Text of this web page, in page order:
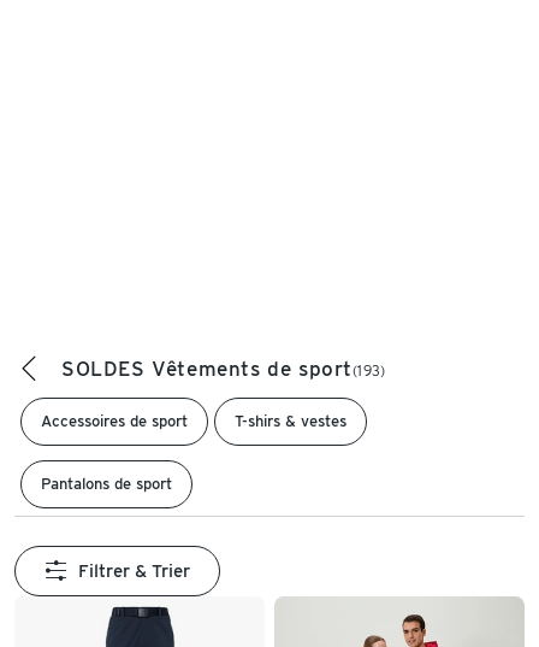
SOLDES Vêtements de sport(193)
Accessoires de sport T-shirs & vestes
Pantalons de sport
Filtrer & Trier